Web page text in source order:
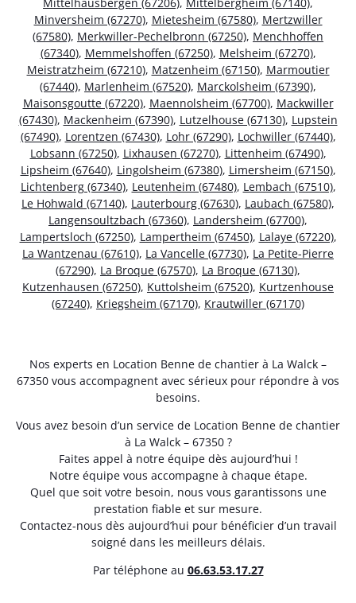
Minversheim (67270), Mietesheim (67580), Mertzwiller
(67580), Merkwiller-Pechelbronn (67250), Menchhoffen
(67340), Memmelshoffen (67250), Melsheim (67270),
Meistratzheim (67210), Matzenheim (67150), Marmoutier
(67440), Marlenheim (67520), Marckolsheim (67390),
Maisonsgoutte (67220), Maennolsheim (67700), Mackwiller
(67430), Mackenheim (67390), Lutzelhouse (67130), Lupstein
(67490), Lorentzen (67430), Lohr (67290), Lochwiller (67440),
Lobsann (67250), Lixhausen (67270), Littenheim (67490),
Lipsheim (67640), Lingolsheim (67380), Limersheim (67150),
Lichtenberg (67340), Leutenheim (67480), Lembach (67510),
Le Hohwald (67140), Lauterbourg (67630), Laubach (67580),
Langensoultzbach (67360), Landersheim (67700),
Lampertsloch (67250), Lampertheim (67450), Lalaye (67220),
La Wantzenau (67610), La Vancelle (67730), La Petite-Pierre
(67290), La Broque (67570), La Broque (67130),
Kutzenhausen (67250), Kuttolsheim (67520), Kurtzenhouse
(67240), Kriegsheim (67170), Krautwiller (67170)
Nos experts en Location Benne de chantier à La Walck –
67350 vous accompagnent avec sérieux pour répondre à vos
besoins.
Vous avez besoin d’un service de Location Benne de chantier
à La Walck – 67350 ?
Faites appel à notre équipe dès aujourd’hui !
Notre équipe vous accompagne à chaque étape.
Quel que soit votre besoin, nous vous garantissons une
prestation fiable et sur mesure.
Contactez-nous dès aujourd’hui pour bénéficier d’un travail
soigné dans les meilleurs délais.
Par téléphone au 06.63.53.17.27